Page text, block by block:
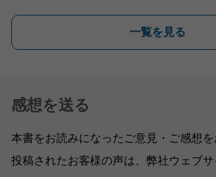
一覧を見る
感想を送る
本書をお読みになったご意見・ご感想を
投稿されたお客様の声は、弊社ウェブサ